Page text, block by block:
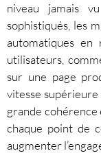
niveau jamais
sophistiqués, les
automatiques en
utilisateurs,
sur une page
vitesse supérieure
grande cohérence
chaque point de
augmenter